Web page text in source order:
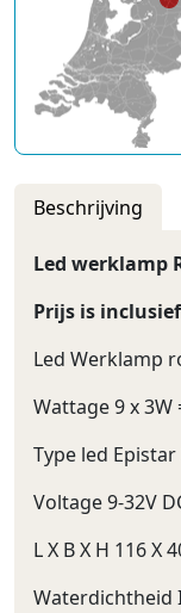
Beschrijving
Led werklamp
Prijs is
Led Werklamp
Wattage 9 x 3W
Type led Epistar
Voltage 9-32V
L X B X H 116 X
Waterdichtheid